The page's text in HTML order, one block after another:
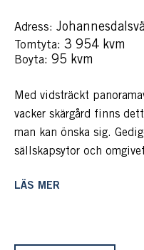
Adress:
Tomtyta: 3 954 kvm
Boyta: 95 kvm
Med vidsträckt
vacker skärgård finns
man kan önska sig.
sällskapsytor och
och sjöbod direkt
skingrar sig molnen och
LÄS MER